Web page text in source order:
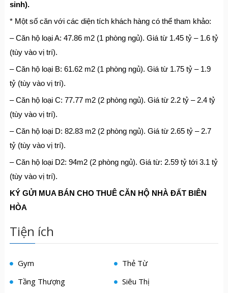
sinh).
* Một số căn với các diện tích khách hàng có thể tham khảo:
– Căn hộ loại A: 47.86 m2 (1 phòng ngủ). Giá từ 1.45 tỷ – 1.6 tỷ
(tùy vào vị trí).
– Căn hộ loại B: 61.62 m2 (1 phòng ngủ). Giá từ 1.75 tỷ – 1.9
tỷ (tùy vào vị trí).
– Căn hộ loại C: 77.77 m2 (2 phòng ngủ). Giá từ 2.2 tỷ – 2.4 tỷ
(tùy vào vị trí).
– Căn hộ loại D: 82.83 m2 (2 phòng ngủ). Giá từ 2.65 tỷ – 2.7
tỷ (tùy vào vị trí).
– Căn hộ loại D2: 94m2 (2 phòng ngủ). Giá từ: 2.59 tỷ tới 3.1 tỷ
(tùy vào vị trí).
KÝ GỬI MUA BÁN CHO THUÊ CĂN HỘ NHÀ ĐẤT BIÊN
HÒA
Tiện ích
Gym
Thẻ Từ
Tầng Thượng
Siêu Thị